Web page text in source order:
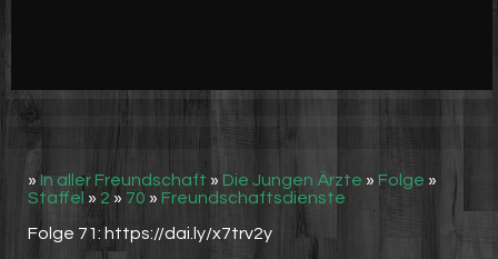
» In aller Freundschaft » Die Jungen Ärzte » Folge »
Staffel » 2 » 70 » Freundschaftsdienste
Folge 71: https://dai.ly/x7trv2y